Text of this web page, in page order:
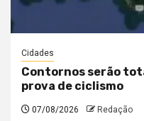
Cidades
Contornos serão
prova de ciclismo
07/08/2026 Redação